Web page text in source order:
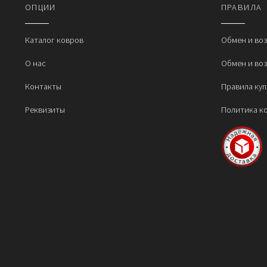
OПЦИИ
Каталог ковров
О нас
Контакты
Реквизиты
ПРАВИЛА
Обмен и
Обмен и
Правила
Политика